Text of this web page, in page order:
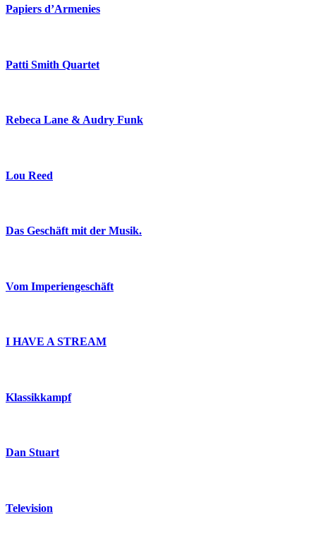
Papiers d’Armenies
Patti Smith Quartet
Rebeca Lane & Audry Funk
Lou Reed
Das Geschäft mit der Musik.
Vom Imperiengeschäft
I HAVE A STREAM
Klassikkampf
Dan Stuart
Television